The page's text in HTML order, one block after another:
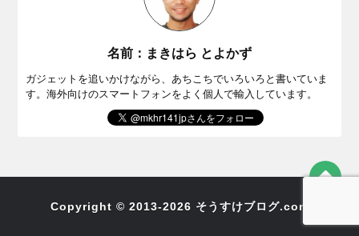
名前：まきはら とよかず
ガジェットを追いかけながら、あちこちでいろいろと書いていま
す。海外向けのスマートフォンをよく個人で輸入しています。
Copyright © 2013-2026 そうすけブログ.com